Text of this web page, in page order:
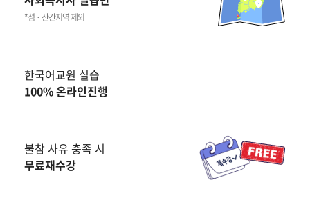
*섬 · 산간지역 제외
한국어교원 실습
100% 온라인진행
불참 사유 충족 시
무료재수강